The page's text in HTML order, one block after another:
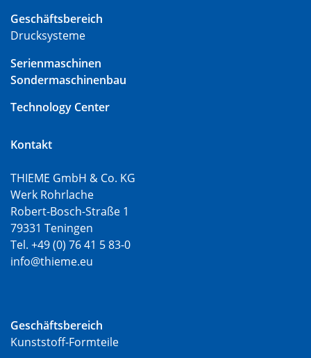
Geschäftsbereich
Drucksysteme
Serienmaschinen
Sondermaschinenbau
Technology Center
Kontakt
THIEME GmbH & Co. KG
Werk Rohrlache
Robert-Bosch-Straße 1
79331 Teningen
Tel. +49 (0) 76 41 5 83-0
info@thieme.eu
Geschäftsbereich
Kunststoff-Formteile